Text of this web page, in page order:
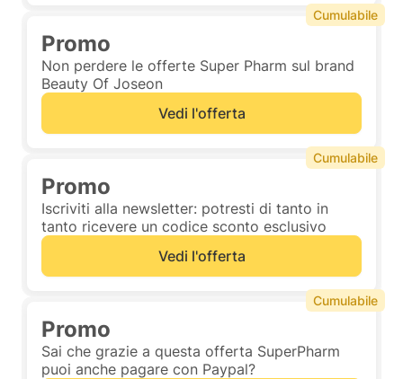
Promo
Non perdere le offerte Super Pharm sul brand
Beauty Of Joseon
Vedi l'offerta
Cumulabile
Promo
Iscriviti alla newsletter: potresti di tanto in
tanto ricevere un codice sconto esclusivo
Vedi l'offerta
Cumulabile
Promo
Sai che grazie a questa offerta SuperPharm
puoi anche pagare con Paypal?
Cumulabile